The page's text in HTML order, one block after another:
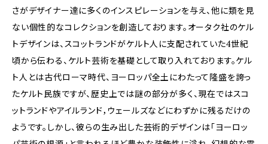
さがデザイナー達に多くのインスピレーションを与え、他に類を見
ない個性的なコレクションを創造しております。オータク社のケル
トデザインは、スコットランドがケルト人に支配されていた4世紀
頃から伝わる、ケルト芸術を基礎として取り入れております。ケル
ト人とは古代ローマ時代、ヨーロッパ全土にわたって隆盛を誇っ
たケルト民族ですが、歴史上では謎の部分が多く、現在ではスコ
ットランドやアイルランド，ウェールズなどにわずかに残るだけの
ようです。しかし、彼らの生み出した芸術的デザインは「ヨーロッ